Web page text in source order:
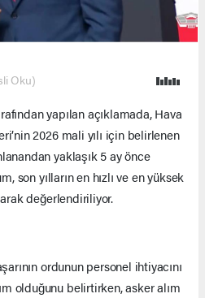
Oku)
yapılan açıklamada, Hava
2026 mali yılı için belirlenen
yaklaşık 5 ay önce
son yılların en hızlı ve en yüksek
değerlendiriliyor.
ordunun personel ihtiyacını
olduğunu belirtirken, asker alım